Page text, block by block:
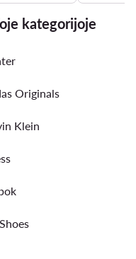
kategorijoje
Originals
Klein